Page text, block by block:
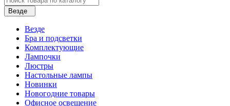
Везде
Везде
Бра и подсветки
Комплектующие
Лампочки
Люстры
Настольные лампы
Новинки
Новогодние товары
Офисное освещение